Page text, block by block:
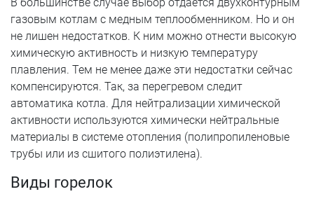
газовым котлам с медным теплообменником. Но и он
не лишен недостатков. К ним можно отнести высокую
химическую активность и низкую температуру
плавления. Тем не менее даже эти недостатки сейчас
компенсируются. Так, за перегревом следит
автоматика котла. Для нейтрализации химической
активности используются химически нейтральные
материалы в системе отопления (полипропиленовые
трубы или из сшитого полиэтилена).
Виды горелок